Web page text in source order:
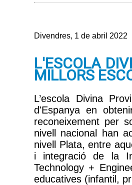
Divendres, 1 de abril 2022
L'ESCOLA
MILLORS
L’escola Divina
d'Espanya en
reconeixement per
nivell nacional han
nivell Plata, entre
i integració de la
Technology +
educatives (infantil,